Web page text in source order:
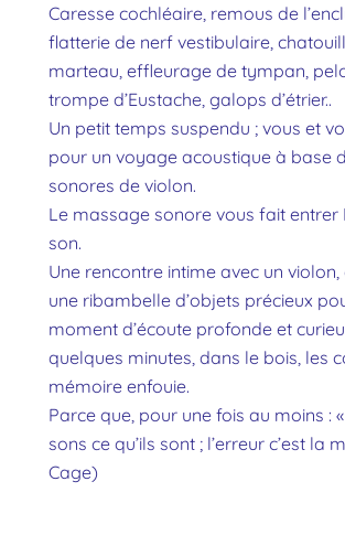
Caresse cochléaire, remous de
flatterie de nerf vestibulaire,
marteau, effleurage de tympan,
trompe d’Eustache, galops d’étrier..
Un petit temps suspendu ; vous et
pour un voyage acoustique à base
sonores de violon.
Le massage sonore vous fait entrer
son.
Une rencontre intime avec un violon,
une ribambelle d’objets précieux
moment d’écoute profonde et
quelques minutes, dans le bois, les
mémoire enfouie.
Parce que, pour une fois au moins :
sons ce qu’ils sont ; l’erreur c’est la
Cage)